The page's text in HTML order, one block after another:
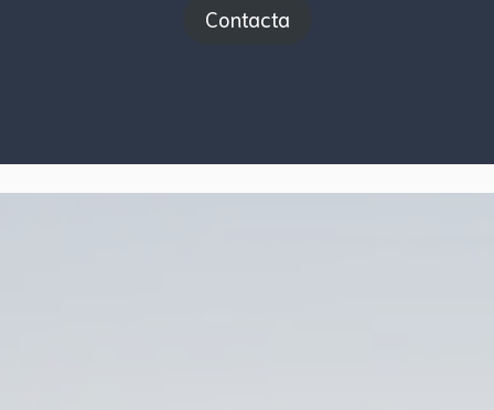
Contacta